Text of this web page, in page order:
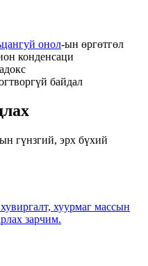
онол-ын өргөтгөл
конденсаци
байдал
гүнзгий, эрх бүхий
хуурмаг массын
зарчим.